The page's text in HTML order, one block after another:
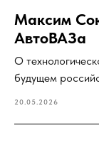
Максим
АвтоВАЗа
О
будущем
20.05.2026